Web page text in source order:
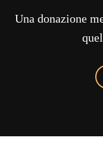
Una donazione